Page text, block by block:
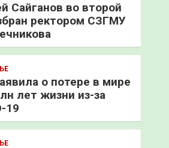
Сайганов во второй
ректором СЗГМУ
о потере в мире
лет жизни из-за
19